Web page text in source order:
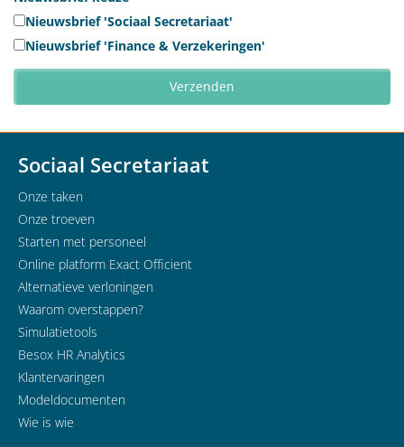
Nieuwsbrief 'Sociaal Secretariaat'
Nieuwsbrief 'Finance & Verzekeringen'
Sociaal Secretariaat
Onze taken
Onze troeven
Starten met personeel
Online platform Exact Officient
Alternatieve verloningen
Waarom overstappen?
Simulatietools
Besox HR Analytics
Klantervaringen
Modeldocumenten
Wie is wie